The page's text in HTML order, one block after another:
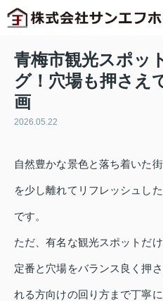
青梅市観光スポッ
グ！穴場も押さえ
画
2026.05.22
自然豊かな景色と落ち着いた
を少し離れてリフレッシュし
です。
ただ、有名な観光スポットだ
定番と穴場をバランス良く押
れる方向けの回り方まで丁寧